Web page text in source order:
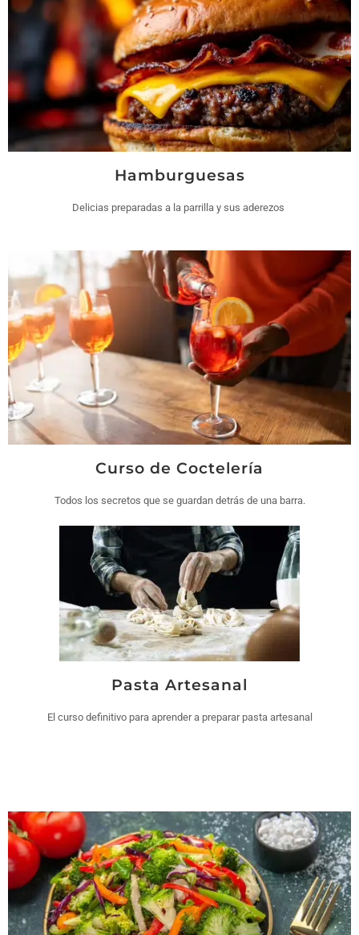
Hamburguesas
Delicias preparadas a la parrilla y sus aderezos
Curso de Coctelería
Todos los secretos que se guardan detrás de una barra.
Pasta Artesanal
El curso definitivo para aprender a preparar pasta artesanal